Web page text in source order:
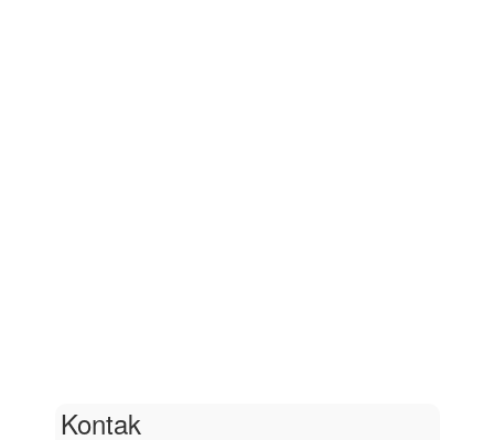
Kontak